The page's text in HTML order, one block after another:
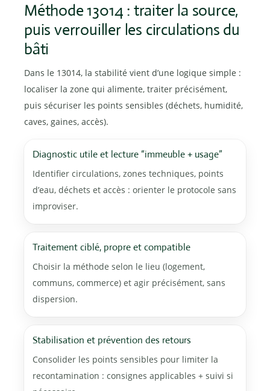
Méthode 13014 : traiter la source,
puis verrouiller les circulations du
bâti
Dans le 13014, la stabilité vient d’une logique simple :
localiser la zone qui alimente, traiter précisément,
puis sécuriser les points sensibles (déchets, humidité,
caves, gaines, accès).
Diagnostic utile et lecture “immeuble + usage”
Identifier circulations, zones techniques, points
d’eau, déchets et accès : orienter le protocole sans
improviser.
Traitement ciblé, propre et compatible
Choisir la méthode selon le lieu (logement,
communs, commerce) et agir précisément, sans
dispersion.
Stabilisation et prévention des retours
Consolider les points sensibles pour limiter la
recontamination : consignes applicables + suivi si